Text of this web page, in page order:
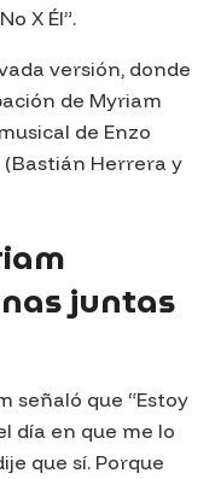
X Él”.
versión, donde
de Myriam
de Enzo
(Bastián Herrera y
juntas
señaló que “Estoy
día en que me lo
que sí. Porque